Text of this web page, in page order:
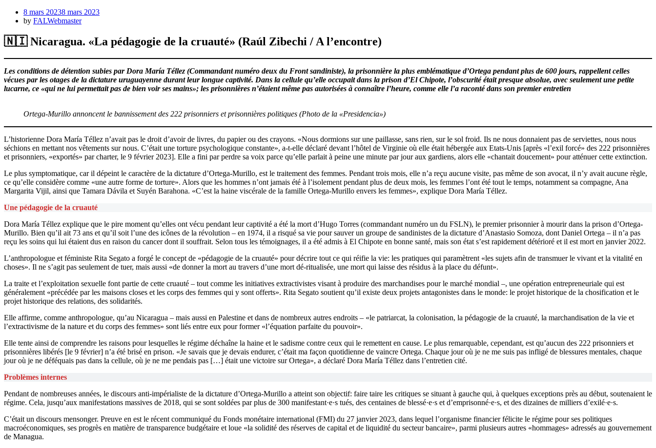
Posted
on
8 mars 20238 mars 2023
by FALWebmaster
🇳🇮 Nicaragua. «La pédagogie de la cruauté» (Raúl Zibechi / A l’encontre)
Les conditions de détention subies par Dora María Téllez (Commandant numéro deux du Front sandiniste), la prisonnière la plus emblématique d’Ortega pendant plus de 600 jours, rappellent celles
vécues par les otages de la dictature uruguayenne durant leur longue captivité. Dans la cellule qu’elle occupait dans la prison d’El Chipote, l’obscurité était presque absolue, avec seulement une petite
lucarne, ce «qui ne lui permettait pas de bien voir ses mains»; les prisonnières n’étaient même pas autorisées à connaître l’heure, comme elle l’a raconté dans son premier entretien
Ortega-Murillo annoncent le bannissement des 222 prisonniers et prisonnières politiques (Photo de la «Presidencia»)
L’historienne Dora María Téllez n’avait pas le droit d’avoir de livres, du papier ou des crayons. «Nous dormions sur une paillasse, sans rien, sur le sol froid. Ils ne nous donnaient pas de serviettes, nous nous
séchions en mettant nos vêtements sur nous. C’était une torture psychologique constante», a-t-elle déclaré devant l’hôtel de Virginie où elle était hébergée aux Etats-Unis [après «l’exil forcé» des 222 prisonnières
et prisonniers, «exportés» par charter, le 9 février 2023]. Elle a fini par perdre sa voix parce qu’elle parlait à peine une minute par jour aux gardiens, alors elle «chantait doucement» pour atténuer cette extinction.
Le plus symptomatique, car il dépeint le caractère de la dictature d’Ortega-Murillo, est le traitement des femmes. Pendant trois mois, elle n’a reçu aucune visite, pas même de son avocat, il n’y avait aucune règle,
ce qu’elle considère comme «une autre forme de torture». Alors que les hommes n’ont jamais été à l’isolement pendant plus de deux mois, les femmes l’ont été tout le temps, notamment sa compagne, Ana
Margarita Vijil, ainsi que Tamara Dávila et Suyén Barahona. «C’est la haine viscérale de la famille Ortega-Murillo envers les femmes», explique Dora María Téllez.
Une pédagogie de la cruauté
Dora María Téllez explique que le pire moment qu’elles ont vécu pendant leur captivité a été la mort d’Hugo Torres (commandant numéro un du FSLN), le premier prisonnier à mourir dans la prison d’Ortega-
Murillo. Bien qu’il ait 73 ans et qu’il soit l’une des icônes de la révolution – en 1974, il a risqué sa vie pour sauver un groupe de sandinistes de la dictature d’Anastasio Somoza, dont Daniel Ortega – il n’a pas
reçu les soins qui lui étaient dus en raison du cancer dont il souffrait. Selon tous les témoignages, il a été admis à El Chipote en bonne santé, mais son état s’est rapidement détérioré et il est mort en janvier 2022.
L’anthropologue et féministe Rita Segato a forgé le concept de «pédagogie de la cruauté» pour décrire tout ce qui réifie la vie: les pratiques qui paramètrent «les sujets afin de transmuer le vivant et la vitalité en
choses». Il ne s’agit pas seulement de tuer, mais aussi «de donner la mort au travers d’une mort dé-ritualisée, une mort qui laisse des résidus à la place du défunt».
La traite et l’exploitation sexuelle font partie de cette cruauté – tout comme les initiatives extractivistes visant à produire des marchandises pour le marché mondial –, une opération entrepreneuriale qui est
généralement «précédée par les maisons closes et les corps des femmes qui y sont offerts». Rita Segato soutient qu’il existe deux projets antagonistes dans le monde: le projet historique de la chosification et le
projet historique des relations, des solidarités.
Elle affirme, comme anthropologue, qu’au Nicaragua – mais aussi en Palestine et dans de nombreux autres endroits – «le patriarcat, la colonisation, la pédagogie de la cruauté, la marchandisation de la vie et
l’extractivisme de la nature et du corps des femmes» sont liés entre eux pour former «l’équation parfaite du pouvoir».
Elle tente ainsi de comprendre les raisons pour lesquelles le régime déchaîne la haine et le sadisme contre ceux qui le remettent en cause. Le plus remarquable, cependant, est qu’aucun des 222 prisonniers et
prisonnières libérés [le 9 février] n’a été brisé en prison. «Je savais que je devais endurer, c’était ma façon quotidienne de vaincre Ortega. Chaque jour où je ne me suis pas infligé de blessures mentales, chaque
jour où je ne déféquais pas dans la cellule, où je ne me pendais pas […] était une victoire sur Ortega», a déclaré Dora María Téllez dans l’entretien cité.
Problèmes internes
Pendant de nombreuses années, le discours anti-impérialiste de la dictature d’Ortega-Murillo a atteint son objectif: faire taire les critiques se situant à gauche qui, à quelques exceptions près au début, soutenaient le
régime. Cela, jusqu’aux manifestations massives de 2018, qui se sont soldées par plus de 300 manifestant·e·s tués, des centaines de blessé·e·s et d’emprisonné·e·s, et des dizaines de milliers d’exilé·e·s.
C’était un discours mensonger. Preuve en est le récent communiqué du Fonds monétaire international (FMI) du 27 janvier 2023, dans lequel l’organisme financier félicite le régime pour ses politiques
macroéconomiques, ses progrès en matière de transparence budgétaire et loue «la solidité des réserves de capital et de liquidité du secteur bancaire», parmi plusieurs autres «hommages» adressés au gouvernement
de Managua.